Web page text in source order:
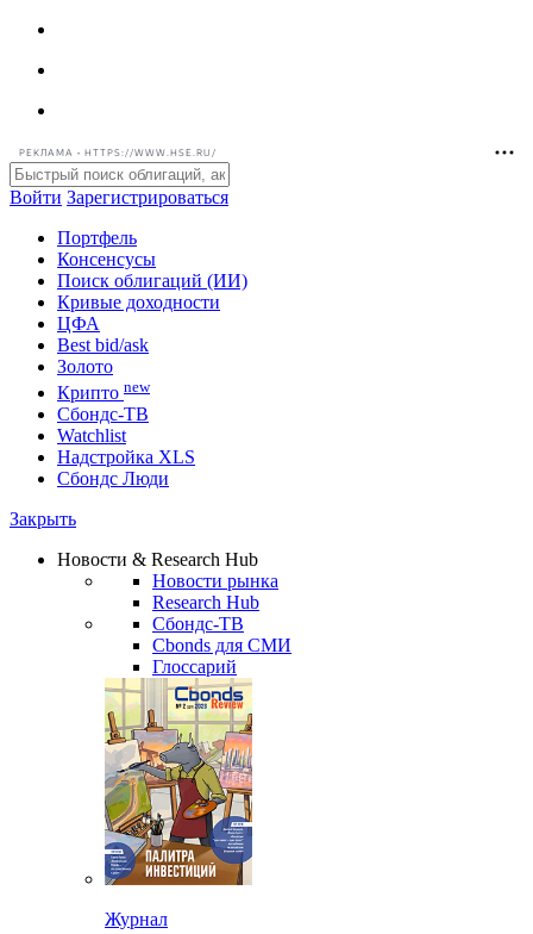
РЕКЛАМА • HTTPS://WWW.HSE.RU/
Войти Зарегистрироваться
Портфель
Консенсусы
Поиск облигаций (ИИ)
Кривые доходности
ЦФА
Best bid/ask
Золото
Крипто new
Watchlist
Сбондс Люди
Новости & Research Hub
Новости рынка
Research Hub
Сбондс-ТВ
Cbonds для СМИ
Глоссарий